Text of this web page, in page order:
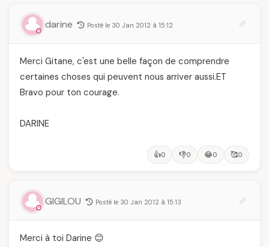
darine Posté le 30 Jan 2012 à 15:12
Merci Gitane, c'est une belle façon de comprendre
certaines choses qui peuvent nous arriver aussi.ET
Bravo pour ton courage.
DARINE
👍0 👎0 😂0 🥰0
GIGILOU Posté le 30 Jan 2012 à 15:13
Merci à toi Darine 😊